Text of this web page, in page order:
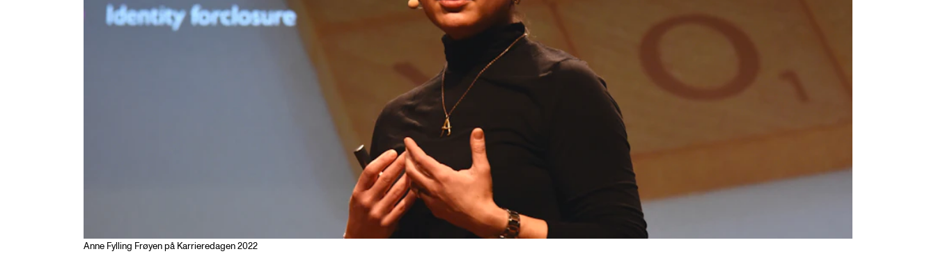
Anne Fylling Frøyen på Karrieredagen 2022